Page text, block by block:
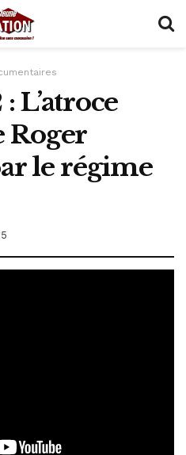
L’atroce
Roger
le régime